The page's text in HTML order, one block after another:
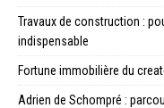
Travaux de construction :
indispensable
Fortune immobilière du
Adrien de Schompré :